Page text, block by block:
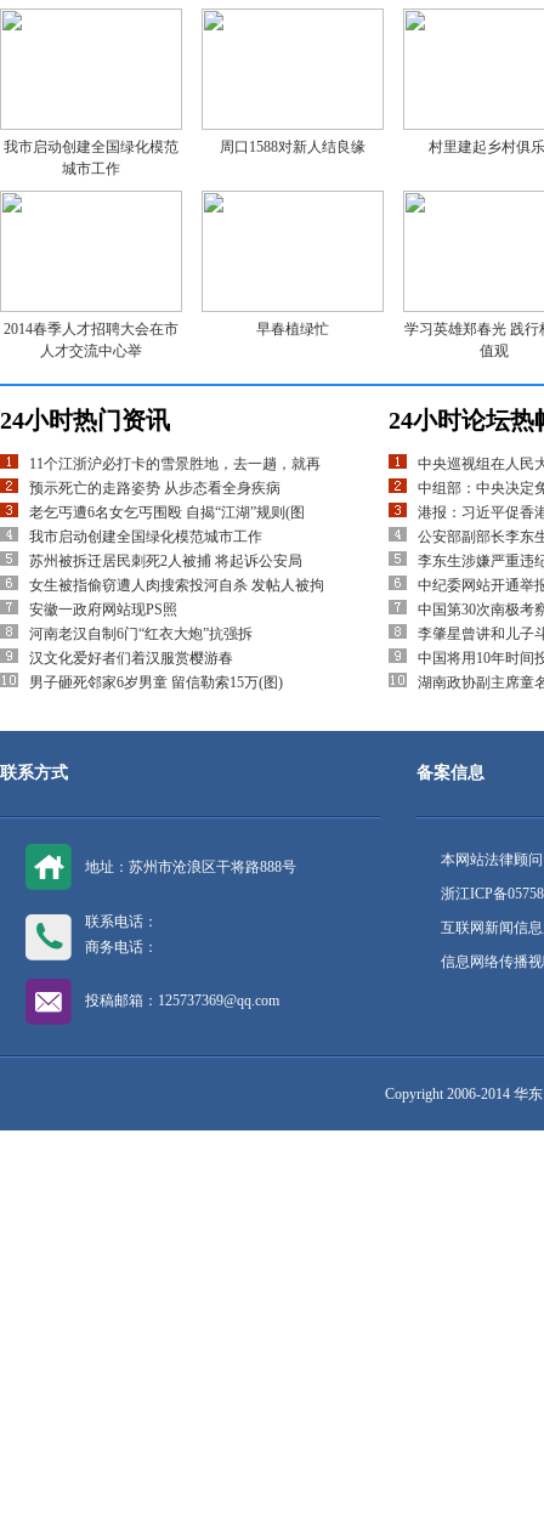
我市启动创建全国绿化模范
城市工作
周口1588对新人结良缘 村里建起乡村俱
2014春季人才招聘大会在市
人才交流中心举
早春植绿忙
学习英雄郑春光 践行
值观
24小时热门资讯
11个江浙沪必打卡的雪景胜地，去一趟，就再
预示死亡的走路姿势 从步态看全身疾病
老乞丐遭6名女乞丐围殴 自揭“江湖”规则(图
我市启动创建全国绿化模范城市工作
苏州被拆迁居民刺死2人被捕 将起诉公安局
女生被指偷窃遭人肉搜索投河自杀 发帖人被拘
安徽一政府网站现PS照
河南老汉自制6门“红衣大炮”抗强拆
汉文化爱好者们着汉服赏樱游春
男子砸死邻家6岁男童 留信勒索15万(图)
24小时论坛热
中央巡视组在人民
中组部：中央决定
港报：习近平促香
公安部副部长李东
李东生涉嫌严重违
中纪委网站开通举
中国第30次南极考
李肇星曾讲和儿子
中国将用10年时间
湖南政协副主席童
联系方式
地址：苏州市沧浪区干将路888号
联系电话：
商务电话：
投稿邮箱：125737369@qq.com
备案信息
本网站法律顾
浙江ICP备
互联网新闻信
信息网络传播
Copyright 2006-2014 华